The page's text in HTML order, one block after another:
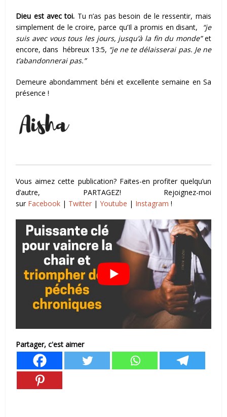
Dieu est avec toi. Tu n’as pas besoin de le ressentir, mais
simplement de le croire, parce qu’Il a promis en disant,
“je
suis avec vous tous les jours, jusqu’à la fin du monde”et
encore, dans hébreux 13:5, “je ne te délaisserai pas. Je ne
t’abandonnerai pas.”
Demeure abondamment béni et excellente semaine en Sa
présence !
Vous aimez cette publication? Faites-en profiter quelqu’un
d’autre, PARTAGEZ! Rejoignez-moi
sur Facebook | Twitter |Youtube | Instagram !
Partager, c'est aimer